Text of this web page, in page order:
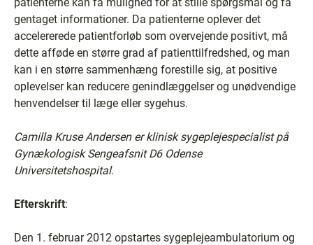
gentaget informationer. Da patienterne oplever det
accelererede patientforløb som overvejende positivt, må
dette afføde en større grad af patienttilfredshed, og man
kan i en større sammenhæng forestille sig, at positive
oplevelser kan reducere genindlæggelser og unødvendige
henvendelser til læge eller sygehus.
Camilla Kruse Andersen er klinisk sygeplejespecialist på
Gynækologisk Sengeafsnit D6 Odense
Universitetshospital.
Efterskrift:
Den 1. februar 2012 opstartes sygeplejeambulatorium og